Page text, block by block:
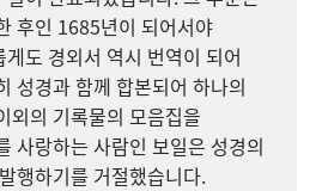
후인 1685년이 되어서야
도 경외서 역시 번역이 되어
성경과 함께 합본되어 하나의
외의 기록물의 모음집을
사랑하는 사람인 보일은 성경의
행하기를 거절했습니다.